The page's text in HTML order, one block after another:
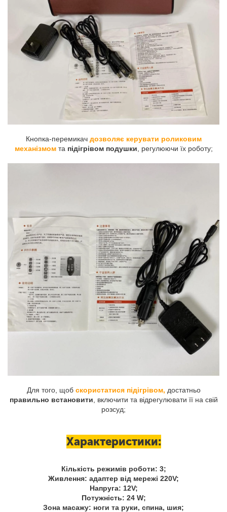
Кнопка-перемикач дозволяє керувати роликовим
механізмомта підігрівом подушки , регулюючи їх роботу;
Для того, щоб скористатися підігрівом, достатньо
правильно встановити , включити та відрегулювати її на свій
розсуд;
Характеристики:
Кількість режимів роботи: 3;
Живлення: адаптер від мережі 220V;
Напруга: 12V;
Потужність: 24 W;
Зона масажу: ноги та руки, спина, шия;